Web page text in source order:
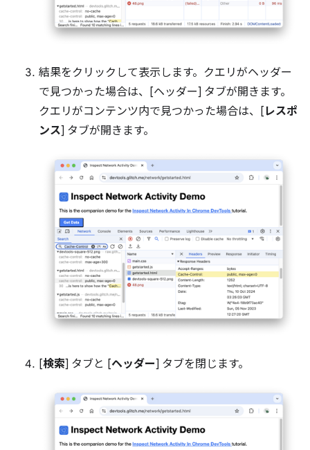
結果をクリックして表示します。クエリがヘッダー
で見つかった場合は、[ヘッダー] タブが開きます。
クエリがコンテンツ内で見つかった場合は、[ レスポ
ンス] タブが開きます。
[検索] タブと [ヘッダー] タブを閉じます。